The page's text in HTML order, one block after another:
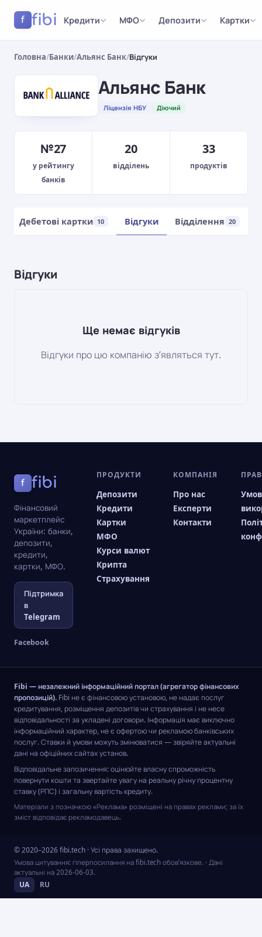
f fibi Кредити МФО Депозити Картки
Головна/Банки/Альянс Банк/Відгуки
Альянс Банк
Ліцензія НБУ Діючий
№27
у рейтингу
банків
20
відділень
33
продуктів
Дебетові картки 10 Відгуки Відділення 20
Відгуки
Ще немає відгуків
Відгуки про цю компанію зʼявляться тут.
f fibi
Фінансовий
маркетплейс
України: банки,
депозити,
кредити,
картки, МФО.
Підтримка
в
Telegram
Facebook
ПРОДУКТИ
Депозити
Кредити
Картки
МФО
Курси валют
Крипта
Страхування
КОМПАНІЯ
Про нас
Експерти
Контакти
Fibi — незалежний інформаційний портал (агрегатор фінансових
пропозицій). Fibi не є фінансовою установою, не надає послуг
кредитування, розміщення депозитів чи страхування і не несе
відповідальності за укладені договори. Інформація має виключно
інформаційний характер, не є офертою чи рекламою банківських
послуг. Ставки й умови можуть змінюватися — звіряйте актуальні
дані на офіційних сайтах установ.
Відповідальне запозичення: оцінюйте власну спроможність
повернути кошти та звертайте увагу на реальну річну процентну
ставку (РПС) і загальну вартість кредиту.
Матеріали з позначкою «Реклама» розміщені на правах реклами; за їх
зміст відповідає рекламодавець.
© 2020–2026 fibi.tech · Усі права захищено.
Умова цитування: гіперпосилання на fibi.tech обов’язкове. · Дані
актуальні на 2026-06-03.
UA RU